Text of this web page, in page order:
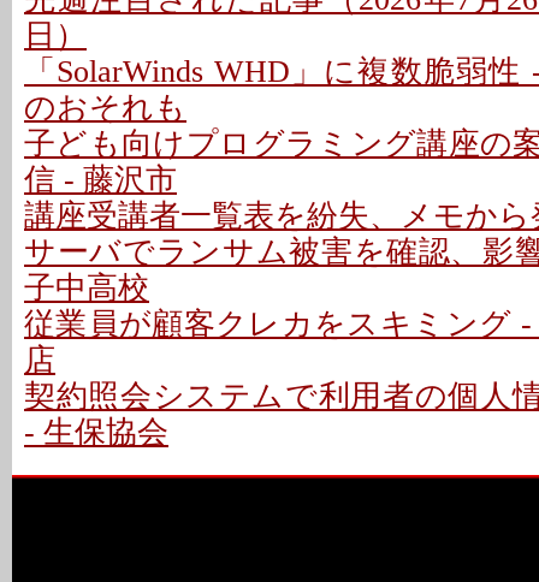
日）
「SolarWinds WHD」に複数脆弱
のおそれも
子ども向けプログラミング講座の
信 - 藤沢市
講座受講者一覧表を紛失、メモか
サーバでランサム被害を確認、影
子中高校
従業員が顧客クレカをスキミング
店
契約照会システムで利用者の個人
- 生保協会